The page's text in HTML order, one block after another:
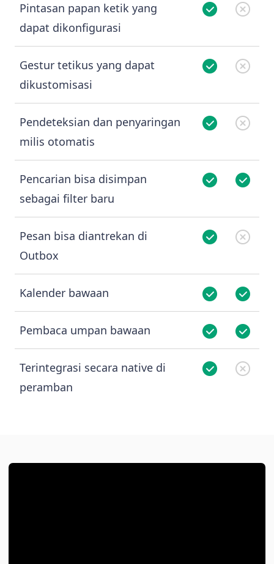
Pintasan papan ketik yang
dapat dikonfigurasi
Gestur tetikus yang dapat
dikustomisasi
Pendeteksian dan penyaringan
milis otomatis
Pencarian bisa disimpan
sebagai filter baru
Pesan bisa diantrekan di
Outbox
Kalender bawaan
Pembaca umpan bawaan
Terintegrasi secara native di
peramban